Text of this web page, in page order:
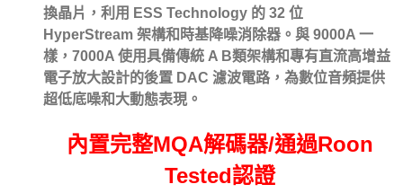
換晶片，利用 ESS Technology 的 32 位
HyperStream 架構和時基降噪消除器。與 9000A 一
樣，7000A 使用具備傳統 A B類架構和專有直流高增益
電子放大設計的後置 DAC 濾波電路，為數位音頻提供
超低底噪和大動態表現。
內置完整MQA解碼器/通過Roon
Tested認證